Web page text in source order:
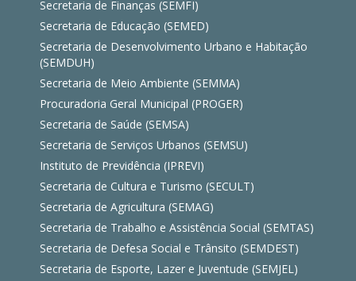
Secretaria de Finanças (SEMFI)
Secretaria de Educação (SEMED)
Secretaria de Desenvolvimento Urbano e Habitação
(SEMDUH)
Secretaria de Meio Ambiente (SEMMA)
Procuradoria Geral Municipal (PROGER)
Secretaria de Saúde (SEMSA)
Secretaria de Serviços Urbanos (SEMSU)
Instituto de Previdência (IPREVI)
Secretaria de Cultura e Turismo (SECULT)
Secretaria de Agricultura (SEMAG)
Secretaria de Trabalho e Assistência Social (SEMTAS)
Secretaria de Defesa Social e Trânsito (SEMDEST)
Secretaria de Esporte, Lazer e Juventude (SEMJEL)